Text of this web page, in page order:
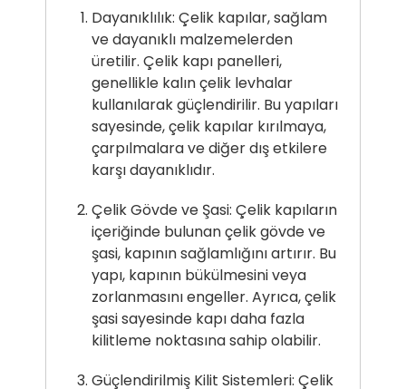
Dayanıklılık: Çelik kapılar, sağlam
ve dayanıklı malzemelerden
üretilir. Çelik kapı panelleri,
genellikle kalın çelik levhalar
kullanılarak güçlendirilir. Bu yapıları
sayesinde, çelik kapılar kırılmaya,
çarpılmalara ve diğer dış etkilere
karşı dayanıklıdır.
Çelik Gövde ve Şasi: Çelik kapıların
içeriğinde bulunan çelik gövde ve
şasi, kapının sağlamlığını artırır. Bu
yapı, kapının bükülmesini veya
zorlanmasını engeller. Ayrıca, çelik
şasi sayesinde kapı daha fazla
kilitleme noktasına sahip olabilir.
Güçlendirilmiş Kilit Sistemleri: Çelik